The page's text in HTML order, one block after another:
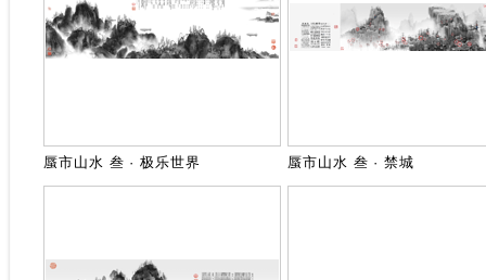
蜃市山水 叁 · 极乐世界 蜃市山水 叁 · 禁城